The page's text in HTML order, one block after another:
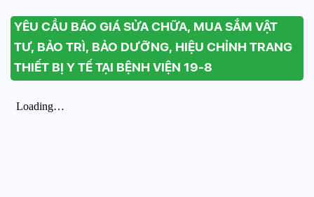
YÊU CẦU BÁO GIÁ SỬA CHỮA, MUA SẮM VẬT
TƯ, BẢO TRÌ, BẢO DƯỠNG, HIỆU CHỈNH TRANG
THIẾT BỊ Y TẾ TẠI BỆNH VIỆN 19-8